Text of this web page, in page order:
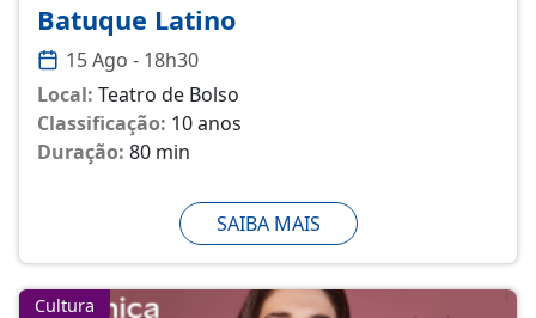
Batuque Latino
15 Ago - 18h30
Local: Teatro de Bolso
Classificação: 10 anos
Duração: 80 min
SAIBA MAIS
Cultura